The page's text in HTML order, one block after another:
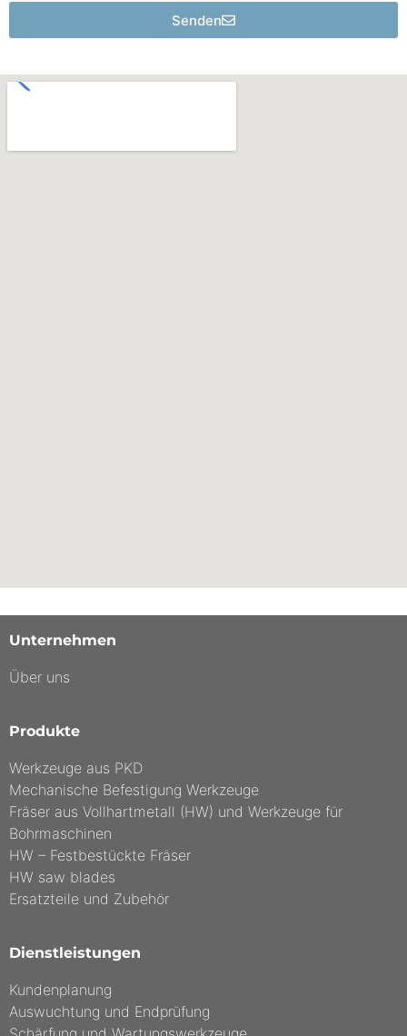
Senden
Unternehmen
Über uns
Produkte
Werkzeuge aus PKD
Mechanische Befestigung Werkzeuge
Fräser aus Vollhartmetall (HW) und Werkzeuge für
Bohrmaschinen
HW – Festbestückte Fräser
HW saw blades
Ersatzteile und Zubehör
Dienstleistungen
Kundenplanung
Auswuchtung und Endprüfung